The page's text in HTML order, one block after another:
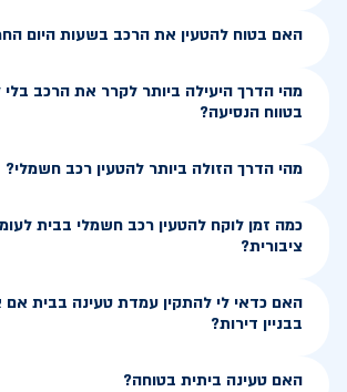
האם בטוח להטעין את הרכב בשעות היום
מהי הדרך היעילה ביותר לקרר את הרכב בלי
בטווח הנסיעה?
מהי הדרך הזולה ביותר להטעין רכב חשמלי?
כמה זמן לוקח להטעין רכב חשמלי בבית
ציבורית?
האם כדאי לי להתקין עמדת טעינה בבית אם
בבניין דירות?
האם טעינה ביתית בטוחה?